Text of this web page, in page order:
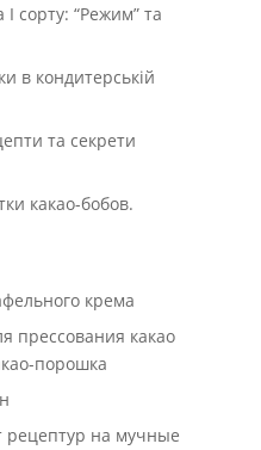
сорту: “Режим” та
в кондитерській
та секрети
какао-бобов.
крема
прессования какао
порошка
рецептур на мучные